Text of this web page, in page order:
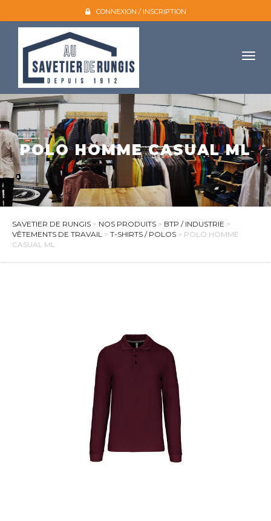
CONNEXION / INSCRIPTION
Accueil
L'entreprise
Nos produits
Galerie photo
Atelier broderie
Catalogues
POLO HOMME CASUAL ML
SAVETIER DE RUNGIS > NOS PRODUITS > BTP / INDUSTRIE >
VÊTEMENTS DE TRAVAIL > T-SHIRTS / POLOS > POLO HOMME
CASUAL ML